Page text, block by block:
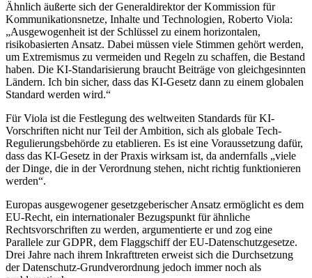
Ähnlich äußerte sich der Generaldirektor der Kommission für
Kommunikationsnetze, Inhalte und Technologien, Roberto Viola:
„Ausgewogenheit ist der Schlüssel zu einem horizontalen,
risikobasierten Ansatz. Dabei müssen viele Stimmen gehört werden,
um Extremismus zu vermeiden und Regeln zu schaffen, die Bestand
haben. Die KI-Standarisierung braucht Beiträge von gleichgesinnten
Ländern. Ich bin sicher, dass das KI-Gesetz dann zu einem globalen
Standard werden wird.“
Für Viola ist die Festlegung des weltweiten Standards für KI-
Vorschriften nicht nur Teil der Ambition, sich als globale Tech-
Regulierungsbehörde zu etablieren. Es ist eine Voraussetzung dafür,
dass das KI-Gesetz in der Praxis wirksam ist, da andernfalls „viele
der Dinge, die in der Verordnung stehen, nicht richtig funktionieren
werden“.
Europas ausgewogener gesetzgeberischer Ansatz ermöglicht es dem
EU-Recht, ein internationaler Bezugspunkt für ähnliche
Rechtsvorschriften zu werden, argumentierte er und zog eine
Parallele zur GDPR, dem Flaggschiff der EU-Datenschutzgesetze.
Drei Jahre nach ihrem Inkrafttreten erweist sich die Durchsetzung
der Datenschutz-Grundverordnung jedoch immer noch als